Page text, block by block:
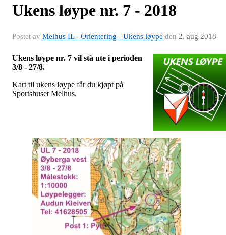
Ukens løype nr. 7 - 2018
Postet av Melhus IL - Orientering - Ukens løype den 2. aug 2018
Ukens løype nr. 7 vil stå ute i perioden
3/8 - 27/8.
Kart til ukens løype får du kjøpt på
Sportshuset Melhus.